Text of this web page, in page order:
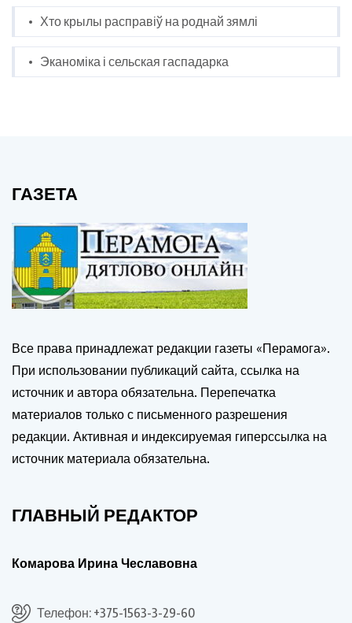
Хто крылы расправіў на роднай зямлі
Эканоміка і сельская гаспадарка
ГАЗЕТА
Все права принадлежат редакции газеты «Перамога».
При использовании публикаций сайта, ссылка на
источник и автора обязательна. Перепечатка
материалов только с письменного разрешения
редакции. Активная и индексируемая гиперссылка на
источник материала обязательна.
ГЛАВНЫЙ РЕДАКТОР
Комарова Ирина Чеславовна
Телефон: +375-1563-3-29-60